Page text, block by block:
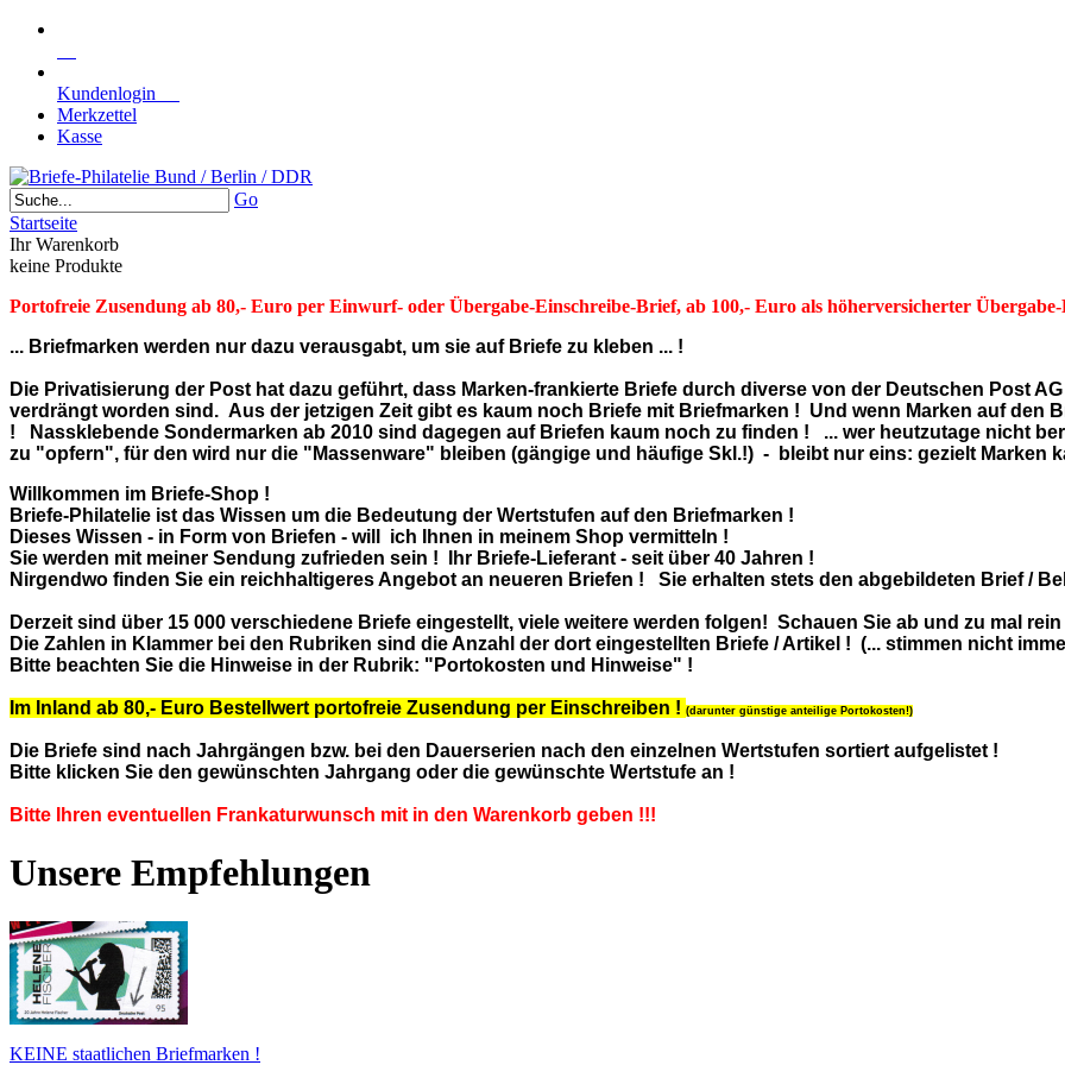
Kundenlogin
Merkzettel
Kasse
Go
Startseite
Ihr Warenkorb
keine Produkte
Portofreie Zusendung ab 80,- Euro per Einwurf- oder Übergabe-Einschreibe-Brief, ab 100,- Euro als höherversicherter
... Briefmarken werden nur dazu verausgabt, um sie auf Briefe zu kleben ... !
Die Privatisierung der Post hat dazu geführt, dass Marken-frankierte Briefe durch diverse von der Deutschen Post
verdrängt worden sind. Aus der jetzigen Zeit gibt es kaum noch Briefe mit Briefmarken ! Und wenn Marken auf den
! Nassklebende Sondermarken ab 2010 sind dagegen auf Briefen kaum noch zu finden ! ... wer heutzutage nicht
zu "opfern", für den wird nur die "Massenware" bleiben (gängige und häufige Skl.!) - bleibt nur eins: gezielt Marken
Willkommen im Briefe-Shop !
Briefe-Philatelie ist das Wissen um die Bedeutung der Wertstufen auf den Briefmarken !
Dieses Wissen - in Form von Briefen - will ich Ihnen in meinem Shop vermitteln !
Sie werden mit meiner Sendung zufrieden sein ! Ihr Briefe-Lieferant - seit über 40 Jahren !
Nirgendwo finden Sie ein reichhaltigeres Angebot an neueren Briefen ! Sie erhalten stets den abgebildeten Brief /
Derzeit sind über 15 000 verschiedene Briefe eingestellt, viele weitere werden folgen! Schauen Sie ab und zu mal rein
Die Zahlen in Klammer bei den Rubriken sind die Anzahl der dort eingestellten Briefe / Artikel ! (... stimmen nicht
Bitte beachten Sie die Hinweise in der Rubrik: "Portokosten und Hinweise" !
m Inland ab 80,- Euro Bestellwert portofreie Zusendung per Einschreiben ! (darunter günstige anteilige Portokosten!)
Die Briefe sind nach Jahrgängen bzw. bei den Dauerserien nach den einzelnen Wertstufen sortiert aufgelistet !
Bitte klicken Sie den gewünschten Jahrgang oder die gewünschte Wertstufe an !
Bitte Ihren eventuellen Frankaturwunsch mit in den Warenkorb geben !!!
Unsere Empfehlungen
KEINE staatlichen Briefmarken !